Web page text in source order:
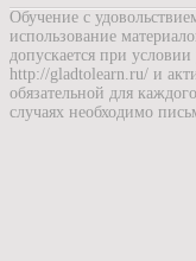
Обучение с
использование
допускается при условии
http://gladtolearn.ru/ и
обязательной для
случаях необходимо